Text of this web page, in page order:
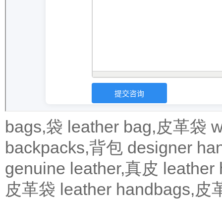
bags,袋 leather bag,皮革袋
backpacks,背包 designer
genuine leather,真皮 leather
皮革袋 leather handbags,皮